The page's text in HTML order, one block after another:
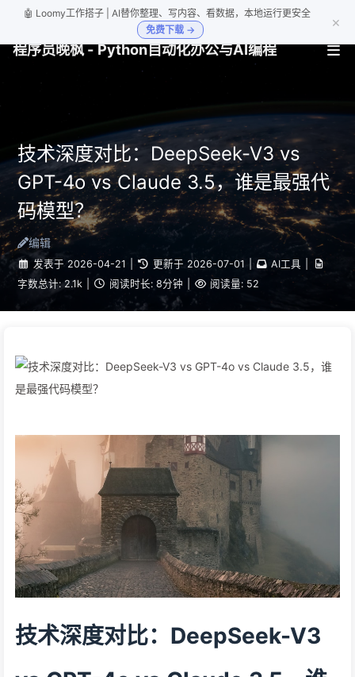
🤖 Loomy工作搭子 | AI替你整理、写内容、看数据，本地运行更安全
免费下载 →
×
程序员晚枫 - Python自动化办公与AI编程
技术深度对比：DeepSeek-V3 vs
GPT-4o vs Claude 3.5，谁是最强代
码模型？
编辑
发表于 2026-04-21 更新于 2026-07-01 AI工具
字数总计: 2.1k 阅读时长: 8分钟 阅读量: 52
技术深度对比：DeepSeek-V3